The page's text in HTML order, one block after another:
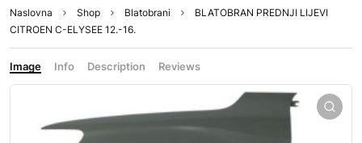
Naslovna Shop Blatobrani
BLATOBRAN PREDNJI LIJEVI
CITROEN C-ELYSEE 12.-16.
Image Info Description Reviews